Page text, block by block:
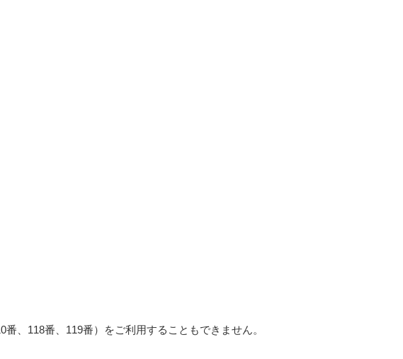
、118番、119番）をご利用することもできません。